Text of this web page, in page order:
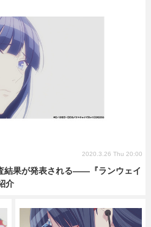
マンガ
カバー
結果が発表される――『ランウェイ
介
2020.3.26 Thu 20:00